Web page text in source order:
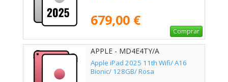
679,00 €
Comprar
APPLE - MD4E4TY/A
Apple iPad 2025 11th Wifi/ A16
Bionic/ 128GB/ Rosa